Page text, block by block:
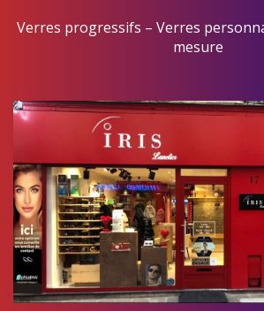
Verres progressifs – Verres
mesure